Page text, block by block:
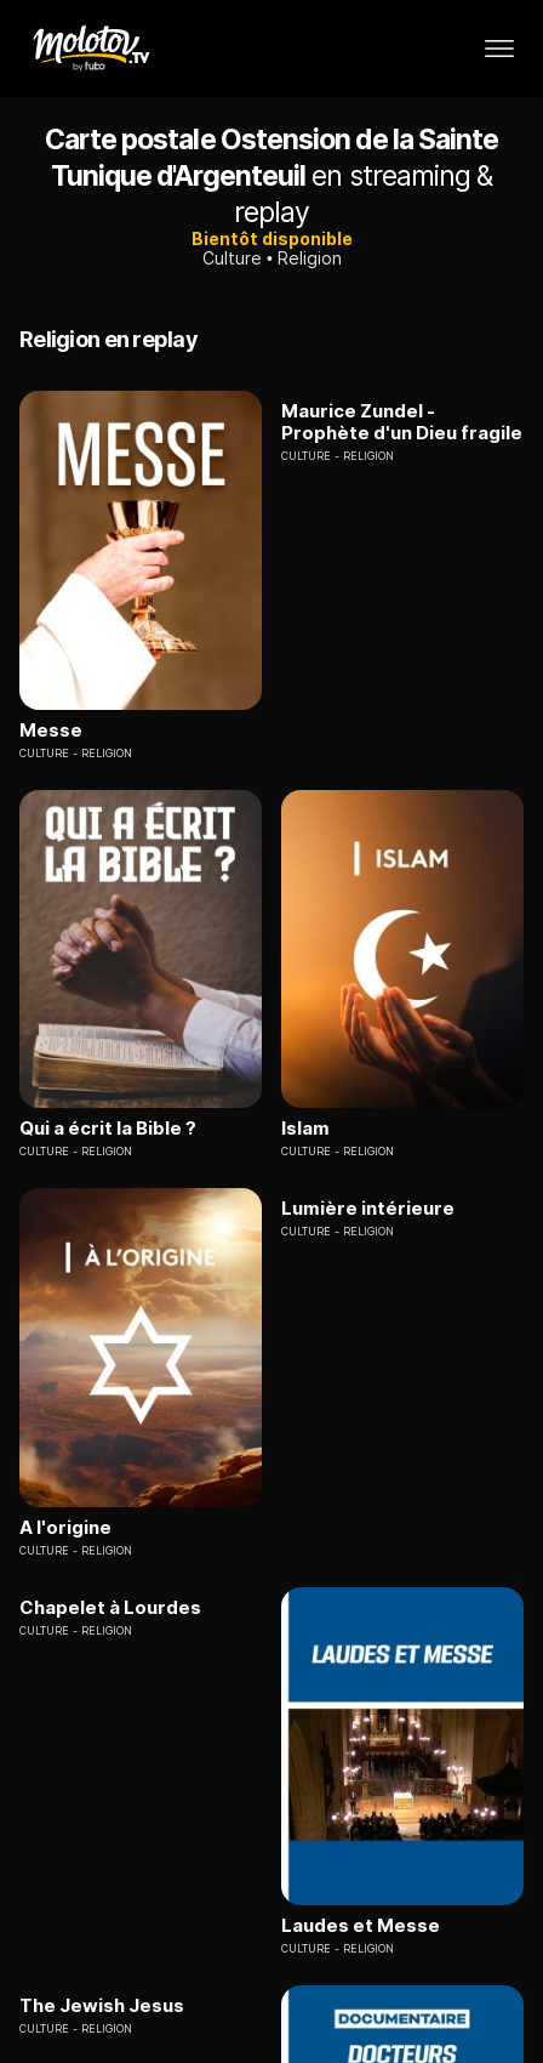
Carte postale Ostension de la Sainte
Tunique d'Argenteuil en streaming &
replay
Bientôt disponible
Culture
Religion
Religion en replay
Messe
CULTURE RELIGION
Maurice Zundel -
Prophète d'un Dieu fragile
CULTURE RELIGION
Qui a écrit la Bible ?
CULTURE RELIGION
Islam
CULTURE RELIGION
A l'origine
CULTURE RELIGION
Lumière intérieure
CULTURE RELIGION
Chapelet à Lourdes
CULTURE RELIGION
Laudes et Messe
CULTURE RELIGION
The Jewish Jesus
CULTURE RELIGION